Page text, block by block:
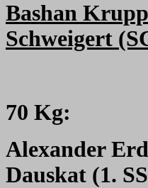
Bashan
Schweigert
70 Kg:
Alexander
Dauskat (1.